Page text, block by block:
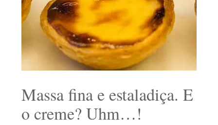
Massa fina e estaladiça. E
o creme? Uhm…!